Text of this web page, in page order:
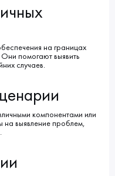
на границах
помогают выявить
случаев.
компонентами или
выявление проблем,